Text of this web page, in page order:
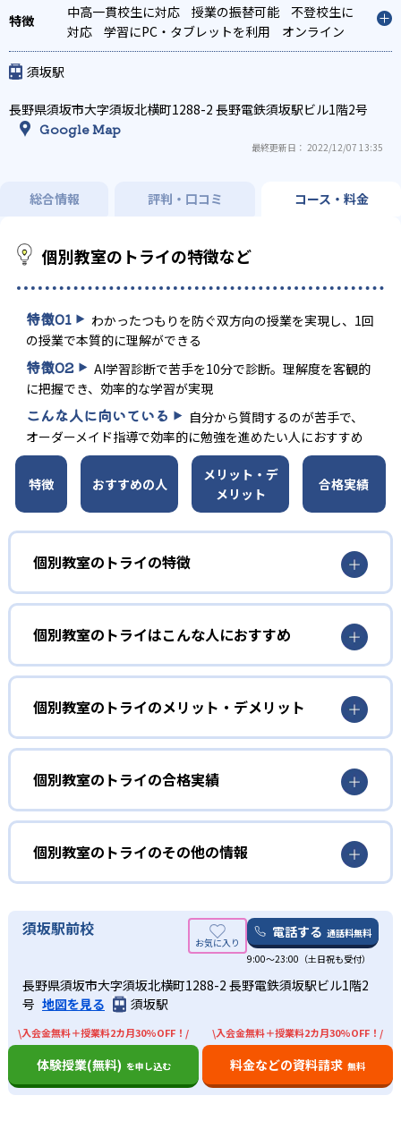
策
学校別特化対策 国公立大対策 私大対策
共
通テスト対策
英検(英語検定)対策
漢検(漢字検
定)対策
数学特化対策
英語・英会話特化対策
中高一貫校生に対応 授業の振替可能
不登校生に
対応
学習にPC・タブレットを利用
オンライン
対応
1科目から受講可能
季節講習のみの受講
須坂駅
長野県須坂市大字須坂北横町1288-2 長野電鉄須坂駅ビル1階2号
Google Map
最終更新日： 2022/12/07 13:35
総合情報 評判・口コミ コース・料金
個別教室のトライの特徴など
特徴01
わかったつもりを防ぐ双方向の授業を実現し、1回
の授業で本質的に理解ができる
特徴02
AI学習診断で苦手を10分で診断。理解度を客観的
に把握でき、効率的な学習が実現
こんな人に向いている
自分から質問するのが苦手で、
オーダーメイド指導で効率的に勉強を進めたい人におすすめ
特徴 おすすめの人
メリット・デ
メリット
合格実績
個別教室のトライの特徴
01
選び抜かれた講師による1:1の双方向授業
個別教室のトライではまず独自に開発した性格診断を実施
よって子どもに最適なアプローチでの指導が可能となって
またオリジナルのダイアログ学習法は双方向の指導法で、
講師が指導した内容を生徒に説明してもらう。これによっ
て本人も気づかないような「わかったつもり」を防ぐこと
ができ、授業での理解度を大幅にアップできる。さらに毎
に定着させる学習法も行われている。
02
AI学習診断を基にした専用カリキュラムで効率
的に学習
能にした、トライ式AI学習診断が受けられる。AIによる客
観的な弱点分析の結果を基に、プロの教育プランナーが子
ども専用の学習カリキュラムを作成。教育プランナーは地
元の受験情報や学校事情にも精通しているので、その子に
最適な学習内容を提示してくれる。
専用カリキュラムによって現状と目標の差が明確になり、
個別教室のトライはこんな人におすすめ
自分から質問するのが苦手な人向け
個別教室のトライの授業は講師が一方的に解説をして生徒
が聞く授業ではなく、講師が説明した内容を生徒に説明し
てもらい、正しく理解しているかどうかを確認する形で進
たとえマンツーマン指導だとしても、うまく質問を言葉に
できずに「わかった」と言ってしまったり、質問したくても
講師間の理解の認識の差を埋められる指導をしているのが
魅力。1回の授業で本質的に理解できるので、わかったつも
めることができる。
プロが立てた効率的カリキュラムで勉強したい人向
目標達成のために勉強する際には、目標に向かって勉強計
画を立てることが重要。しかし勉強計画の立て方を知らな
い子どもも多く、無理なスケジュールになったり途中で挫
折してしまったりしがちになる。
個別教室のトライでは、AI学力診断によって客観的に苦手
科目を判定できる。それを基に指導実績豊富な教育プラン
個別教室のトライのメリット・デメリット
どんなメリットがある？
個別教室のトライのメリットは、高品質なマンツーマン授
業が受けられる点。教育業界大手だからこそ蓄積されたノ
ウハウがあり、実績に基づいた高品質な授業を受けられ
る。学生講師、社員講師にかかわらず厳選した人材を採用
しており、その中から子どもと相性のいい講師を紹介して
教育プランナーも、子どものメンタルケアや定期面談を実
施している。受験情報の提供などもしてくれ、目標達成に
向けてきめ細かいサポートを受けられる。
どんなデメリットがある？
デメリットについては特に見当たらない。
個別教室のトライの合格実績
個別教室のトライの合格実績は？
個別教室のトライは、サイトでは各教室の合格実績は公開
していない。志望校への実績があるかどうかは、通う予定
の教室に問い合わせたい。
中学校の合格実績
麻布中学校 -
灘中学校 -
- 女子学院中学校 -
筑波大学付属中学校 - 武蔵中学校 -
個別教室のトライのその他の情報
い。
須坂駅前校 電話する 通話料無料
9:00～23:00（土日祝も受付）
長野県須坂市大字須坂北横町1288-2 長野電鉄須坂駅ビル1階2
号 地図を見る 須坂駅
\入会金無料＋授業料2カ月30%OFF！/
体験授業(無料) を申し込む
\入会金無料＋授業料2カ月30%OFF！/
料金などの資料請求 無料